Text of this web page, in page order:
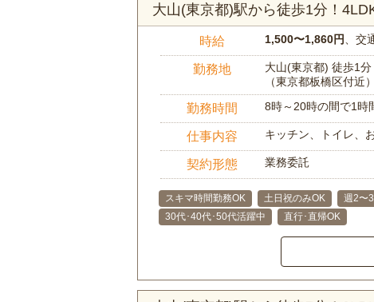
大山(東京都)駅から徒歩1分！
時給 1,500〜1,860円 、交
勤務地
大山(東京都) 徒歩1分
（東京都板橋区付近）
勤務時間 8時～20時の間で1時
仕事内容 キッチン、トイレ、
契約形態 業務委託
スキマ時間勤務OK 土日祝のみOK 週2〜
30代･40代･50代活躍中
直行･直帰OK